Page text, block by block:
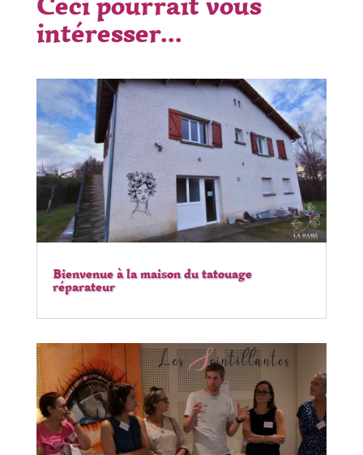
intéresser...
Bienvenue à la maison du tatouage
réparateur